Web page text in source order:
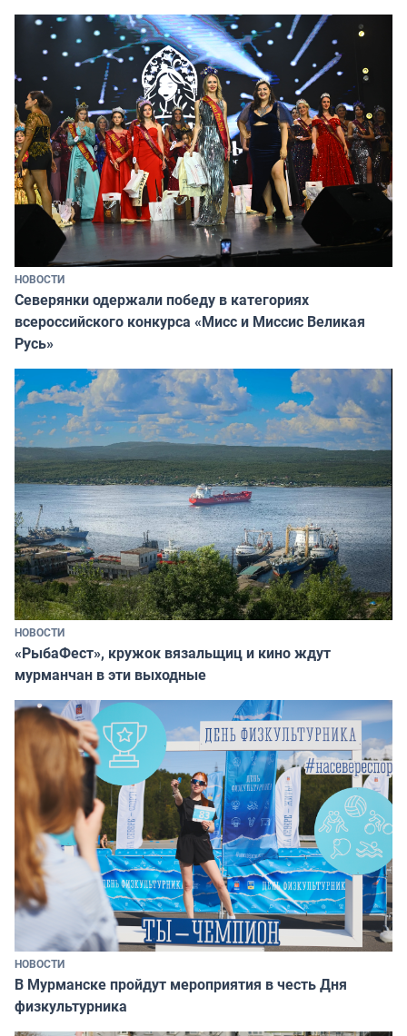
НОВОСТИ
Северянки одержали победу в категориях
всероссийского конкурса «Мисс и Миссис Великая
Русь»
НОВОСТИ
«РыбаФест», кружок вязальщиц и кино ждут
мурманчан в эти выходные
НОВОСТИ
В Мурманске пройдут мероприятия в честь Дня
физкультурника